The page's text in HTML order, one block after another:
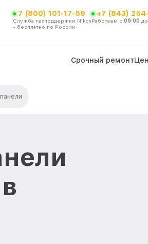
7 (800) 101-17-59
Служба техподдержки Nikon
- бесплатно по России
+7 (843)
Работаем с 09:00 до
Срочный ремонт